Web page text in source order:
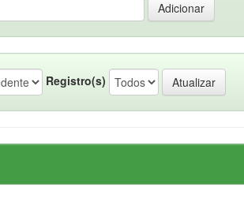
Registro(s)